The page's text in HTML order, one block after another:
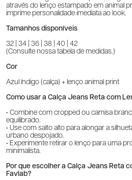
através do lenço estampado em animal
imprime personalidade imediata ao look.
Tamanhos disponíveis
32 | 34 | 36 | 38 | 40 | 42
(Consulte nossa tabela de medidas.)
Cor
Azul índigo (calça) + lenço animal print
Como usar a Calça Jeans Reta com
• Combine com cropped ou camisa
equilibrado.
• Use com salto alto para alongar a
urbano despojado.
• Experimente retirar o lenço para uma
minimalista.
Por que escolher a Calça Jeans Reta
Favlab?